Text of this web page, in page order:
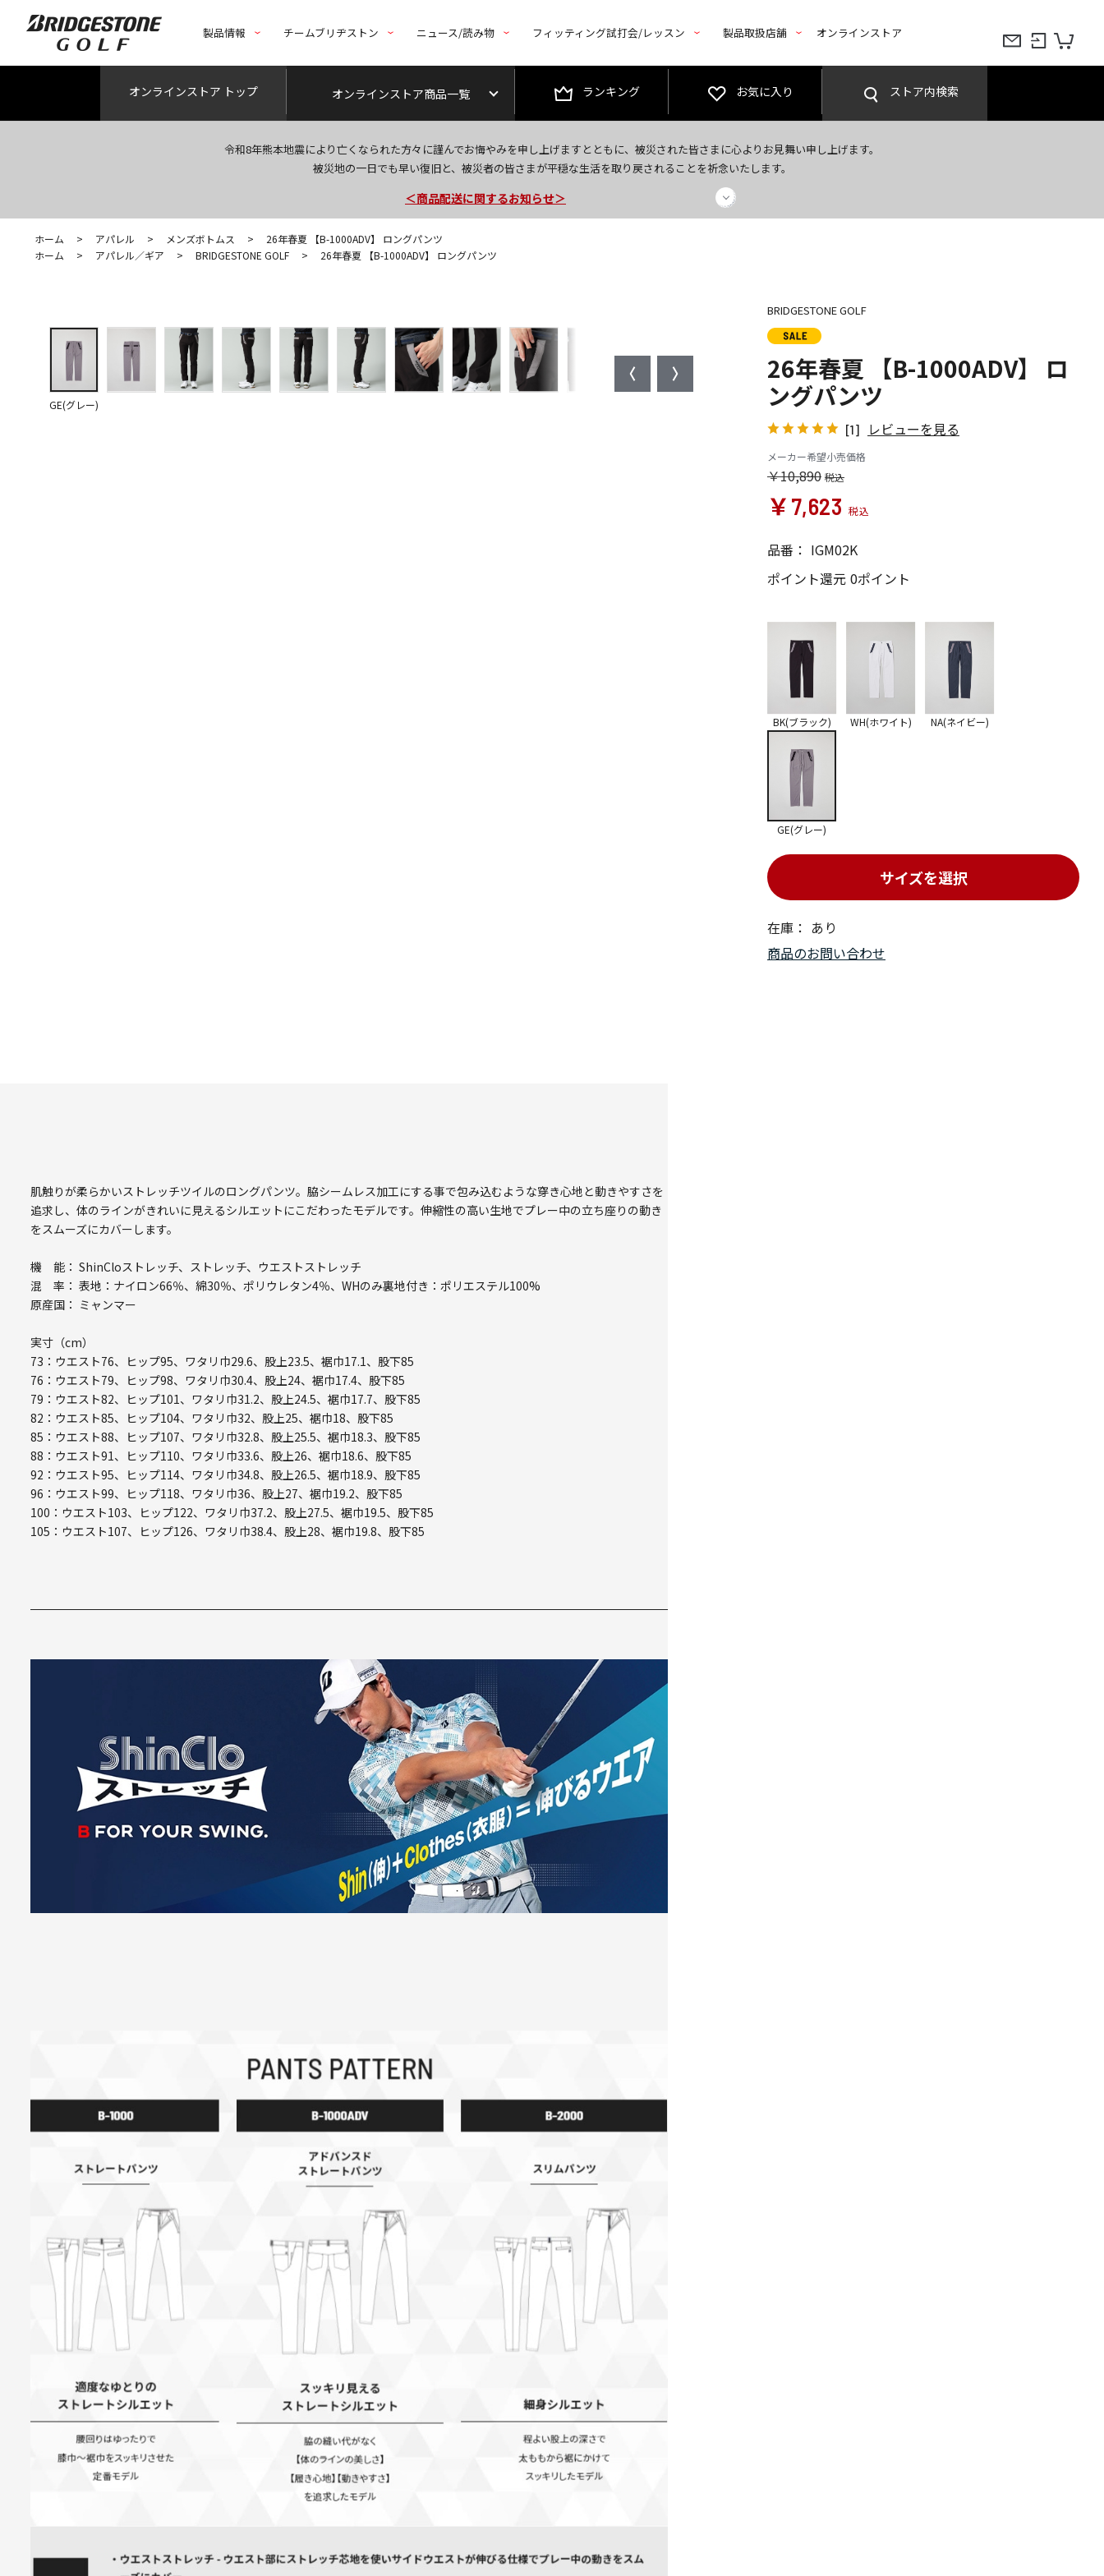
製品情報 チームブリヂストン ニュース/読み物 フィッティング試打会/レッスン 製品取扱店舗 オンラインストア
オンラインストア トップ オンラインストア商品一覧 ランキング お気に入り ストア内検索
令和8年熊本地震により亡くなられた方々に謹んでお悔やみを申し上げますとともに、被災された皆さまに心よりお見舞い申し上げます。
被災地の一日でも早い復旧と、被災者の皆さまが平穏な生活を取り戻されることを祈念いたします。
今なら新規会員登録で1,000円OFFクーポンプレゼント！
＜商品配送に関するお知らせ＞
＜夏季休暇中のご注文・発送・お問い合わせ＞
ホーム > アパレル > メンズボトムス >
26年春夏 【B-1000ADV】 ロングパンツ
ホーム
> アパレル／ギア > BRIDGESTONE GOLF > 26年春夏 【B-1000ADV】 ロングパンツ
GE(グレー)
BRIDGESTONE GOLF
26年春夏 【B-1000ADV】 ロ
ングパンツ
[1] レビューを見る
メーカー希望小売価格
￥10,890
￥7,623
品番： IGM02K
ポイント還元 0ポイント
在庫： あり
サイズを選択
BK(ブラック) WH(ホワイト) NA(ネイビー)
GE(グレー)
商品のお問い合わせ
肌触りが柔らかいストレッチツイルのロングパンツ。脇シームレス加工にする事で包み込むような穿き心地と動きやすさを
追求し、体のラインがきれいに見えるシルエットにこだわったモデルです。伸縮性の高い生地でプレー中の立ち座りの動き
をスムーズにカバーします。
機 能： ShinCloストレッチ、ストレッチ、ウエストストレッチ
混 率： 表地：ナイロン66％、綿30％、ポリウレタン4％、WHのみ裏地付き：ポリエステル100%
原産国： ミャンマー
実寸（cm）
73：ウエスト76、ヒップ95、ワタリ巾29.6、股上23.5、裾巾17.1、股下85
76：ウエスト79、ヒップ98、ワタリ巾30.4、股上24、裾巾17.4、股下85
79：ウエスト82、ヒップ101、ワタリ巾31.2、股上24.5、裾巾17.7、股下85
82：ウエスト85、ヒップ104、ワタリ巾32、股上25、裾巾18、股下85
85：ウエスト88、ヒップ107、ワタリ巾32.8、股上25.5、裾巾18.3、股下85
88：ウエスト91、ヒップ110、ワタリ巾33.6、股上26、裾巾18.6、股下85
92：ウエスト95、ヒップ114、ワタリ巾34.8、股上26.5、裾巾18.9、股下85
96：ウエスト99、ヒップ118、ワタリ巾36、股上27、裾巾19.2、股下85
100：ウエスト103、ヒップ122、ワタリ巾37.2、股上27.5、裾巾19.5、股下85
105：ウエスト107、ヒップ126、ワタリ巾38.4、股上28、裾巾19.8、股下85